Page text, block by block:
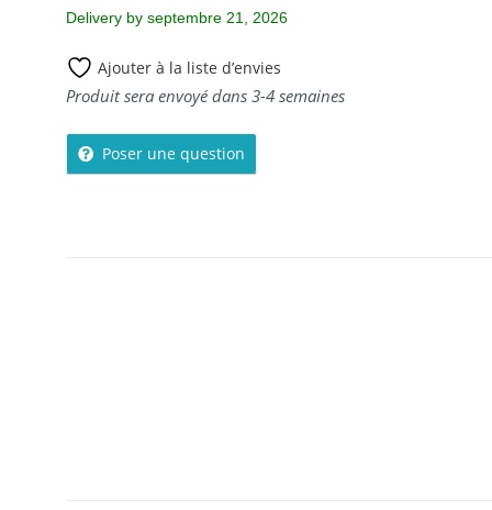
Delivery by septembre 21, 2026
Ajouter à la liste d’envies
Produit sera envoyé dans 3-4 semaines
Poser une question